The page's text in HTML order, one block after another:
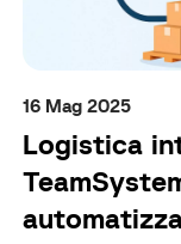
16 Mag 2025
Logistica